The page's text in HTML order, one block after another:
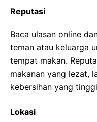
Reputasi
Baca ulasan online
teman atau keluarga
tempat makan.
makanan yang lezat,
kebersihan yang
Lokasi